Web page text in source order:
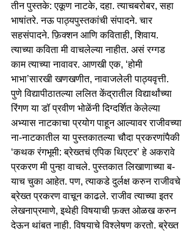
तीन पुस्तके: एकूण नाटके, दहा. त्याचबरोबर, सहा
भाषांतरे. नऊ पाठ्यपुस्तकांची संपादने. चार
सहसंपादने. फ़िक्शन आणि कविताही, शिवाय.
त्याच्या कविता मी वाचलेल्या नाहीत. असं रग्गड
काम त्याच्या नावावर. आणखी एक, ‘होमी
भाभा’सारखी खणखणीत, नावाजलेली पाठ्यवृत्ती.
पुणे विद्यापीठातल्या ललित केंद्रातील विद्यार्थांच्या
रिंगण या डॉ प्रवीण भोळेंनी दिग्दर्शित केलेल्या
अभ्यास नाटकाचा प्रयोग पाहून आल्यावर राजीवच्या
ना-नाटकातील या पुस्तकातल्या चौदा प्रकरणांपैकी
‘कथक रंगभूमी: ब्रेख्तचं एपिक थिएटर’ हे अकरावे
प्रकरण मी पुन्हा वाचले. पुस्तकात लिखाणाच्या ब-
याच चुका आहेत. पण, त्याकडे दुर्लक्ष करुन राजीवचे
ब्रेख्त प्रकरण वाचून काढले. राजीव त्याच्या इतर
लेखनाप्रमाणे, इथेही विषयाची फ़क्त ओळख करुन
देऊन थांबत नाही. विषयाचे विश्लेषण करतो. ब्रेख्त